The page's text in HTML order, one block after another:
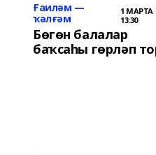
Ғаиләм —
ҡәлғәм
1 МАРТА
13:30
Бөгөн балалар
баҡсаһы гөрләп